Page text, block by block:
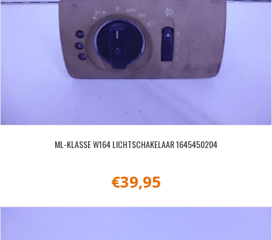
ML-KLASSE W164 LICHTSCHAKELAAR 1645450204
€39,95